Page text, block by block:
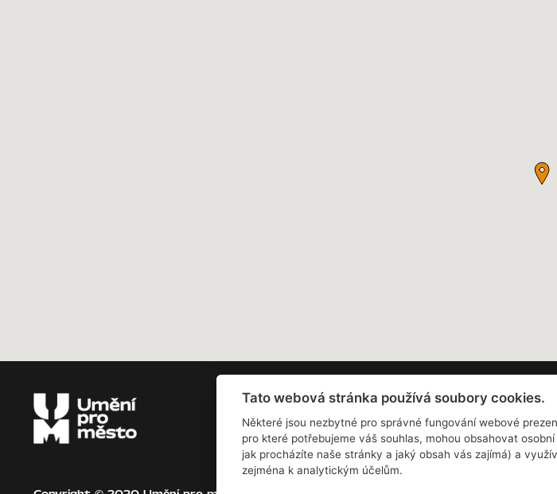
Pro média
Tato webová stránka používá soubory cookies.
Některé jsou nezbytné pro správné fungování webové
pro které potřebujeme váš souhlas, mohou obsahovat osobní
jak procházíte naše stránky a jaký obsah vás zajímá) a
zejména k analytickým účelům.